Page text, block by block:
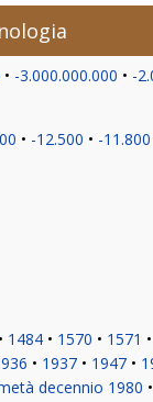
-3.000.000.000
-
-12.500 -11.800
1484 1570 1571
1937 1947
decennio 1980